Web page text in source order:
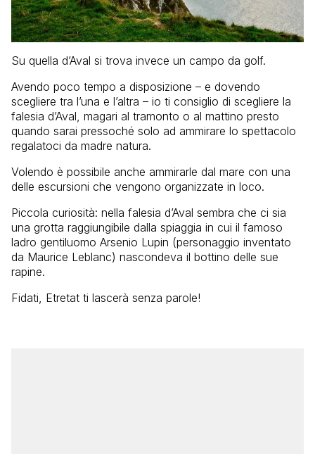
Su quella d’Aval si trova invece un campo da golf.
Avendo poco tempo a disposizione – e dovendo
scegliere tra l’una e l’altra – io ti consiglio di scegliere la
falesia d’Aval, magari al tramonto o al mattino presto
quando sarai pressoché solo ad ammirare lo spettacolo
regalatoci da madre natura.
Volendo è possibile anche ammirarle dal mare con una
delle escursioni che vengono organizzate in loco.
Piccola curiosità: nella falesia d’Aval sembra che ci sia
una grotta raggiungibile dalla spiaggia in cui il famoso
ladro gentiluomo Arsenio Lupin (personaggio inventato
da Maurice Leblanc) nascondeva il bottino delle sue
rapine.
Fidati, Etretat ti lascerà senza parole!